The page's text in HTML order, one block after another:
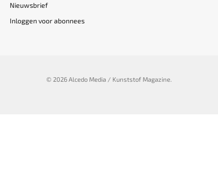
Nieuwsbrief
Inloggen voor abonnees
© 2026 Alcedo Media / Kunststof Magazine.